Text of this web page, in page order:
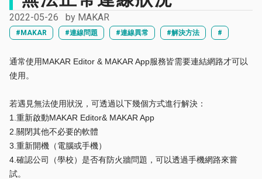
2022-05-26 by MAKAR
#MAKAR #連線問題 #連線異常 #解決方法 #
通常使用MAKAR Editor & MAKAR App服務皆需要連結網路才可以
使用。
若遇見無法使用狀況，可透過以下幾個方式進行解決：
1.重新啟動MAKAR Editor& MAKAR App
2.關閉其他不必要的軟體
3.重新開機（電腦或手機）
4.確認公司（學校）是否有防火牆問題，可以透過手機網路來嘗
試。